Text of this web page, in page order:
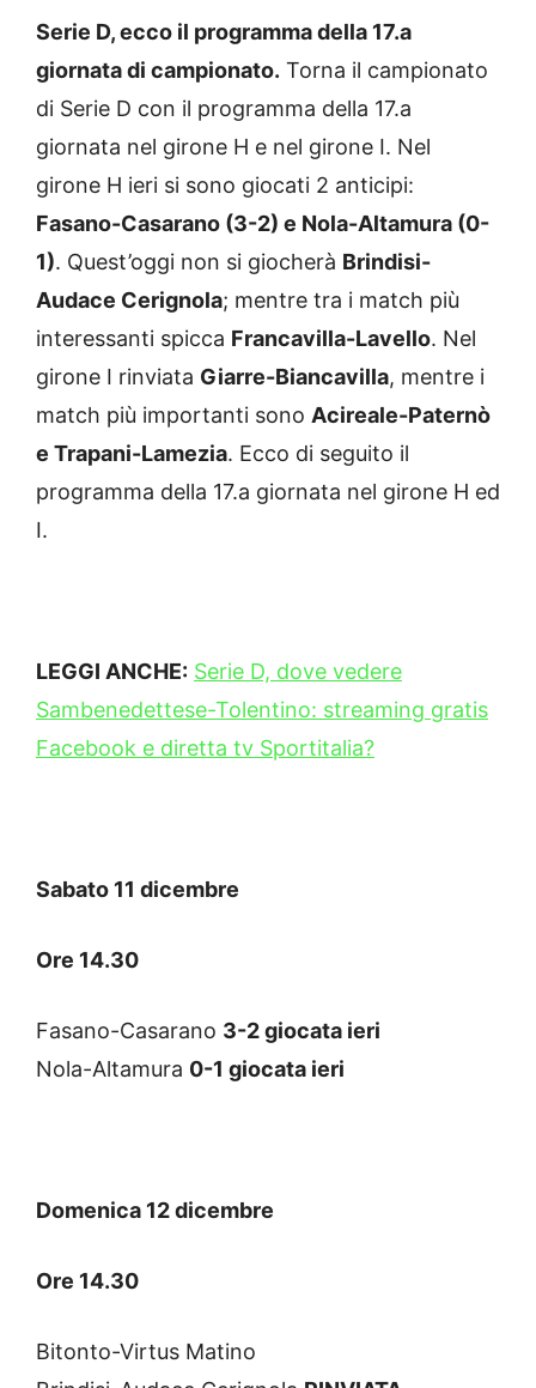
Serie D, ecco il programma della 17.a
giornata di campionato. Torna il campionato
di Serie D con il programma della 17.a
giornata nel girone H e nel girone I. Nel
girone H ieri si sono giocati 2 anticipi:
Fasano-Casarano (3-2) e Nola-Altamura (0-
1). Quest’oggi non si giocherà Brindisi-
Audace Cerignola; mentre tra i match più
interessanti spicca Francavilla-Lavello. Nel
girone I rinviata Giarre-Biancavilla, mentre i
match più importanti sono Acireale-Paternò
e Trapani-Lamezia. Ecco di seguito il
programma della 17.a giornata nel girone H ed
I.
LEGGI ANCHE: Serie D, dove vedere
Sambenedettese-Tolentino: streaming gratis
Facebook e diretta tv Sportitalia?
Sabato 11 dicembre
Ore 14.30
Fasano-Casarano 3-2 giocata ieri
Nola-Altamura 0-1 giocata ieri
Domenica 12 dicembre
Ore 14.30
Bitonto-Virtus Matino